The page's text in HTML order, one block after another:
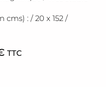
: / 20 x 152 /
TTC